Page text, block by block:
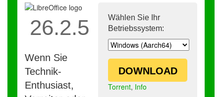
Wählen Sie Ihr
Betriebssystem:
DOWNLOAD
Torrent, Info
26.2.5
Wenn Sie
Technik-
Enthusiast,